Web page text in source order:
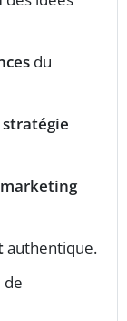
du
stratégie
marketing
authentique.
de